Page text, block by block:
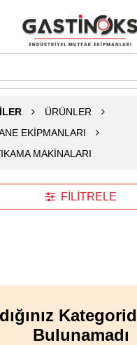
ÜRÜNLER
EKİPMANLARI
MAKİNALARI
FİLİTRELE
Bulunamadı